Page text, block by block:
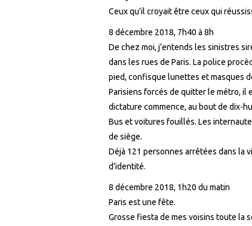
Ceux qu’il croyait être ceux qui
8 décembre 2018, 7h40 à 8h
De chez moi, j’entends les sinistres
dans les rues de Paris. La police
pied, confisque lunettes et masques
Parisiens forcés de quitter le métro, il
dictature commence, au bout de dix-
Bus et voitures fouillés. Les
de siège.
Déjà 121 personnes arrêtées dans la
d’identité.
8 décembre 2018, 1h20 du matin
Paris est une fête.
Grosse fiesta de mes voisins toute la